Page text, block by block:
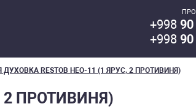
+998
+998
RESTOB HEO-11 (1 ЯРУС, 2 ПРОТИВИНЯ)
2 ПРОТИВИНЯ)